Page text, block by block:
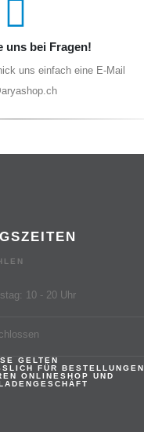
uns bei Fragen!
uns einfach eine E-Mail
10 - 20 Uhr
GELTEN
FÜR BESTELLUNGEN
ONLINESHOP UND